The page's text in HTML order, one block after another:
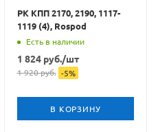
РК КПП 2170, 2190, 1117-
1119 (4), Rospod
Есть в наличии
1 824руб./шт
1 920руб. -5%
В КОРЗИНУ